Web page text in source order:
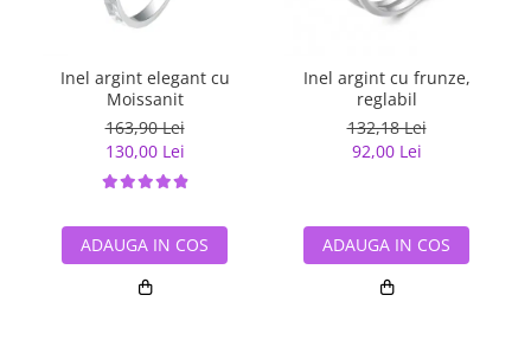
Inel argint elegant cu
Moissanit
163,90 Lei
130,00 Lei
ADAUGA IN COS
Inel argint cu frunze,
reglabil
132,18 Lei
92,00 Lei
ADAUGA IN COS